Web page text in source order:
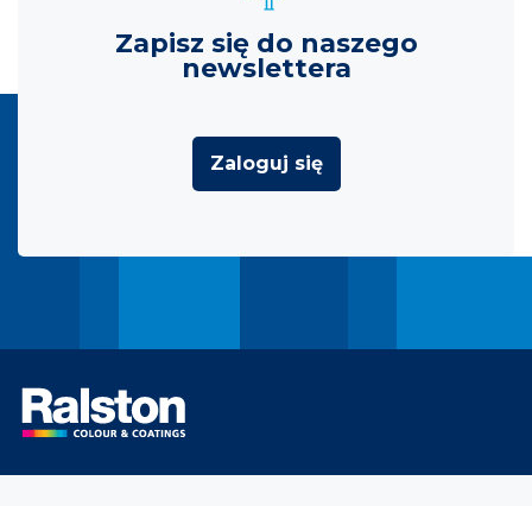
Zapisz się do naszego
newslettera
Zaloguj się